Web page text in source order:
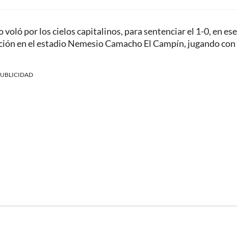
por los cielos capitalinos, para sentenciar el 1-0, en ese
en el estadio Nemesio Camacho El Campín, jugando con